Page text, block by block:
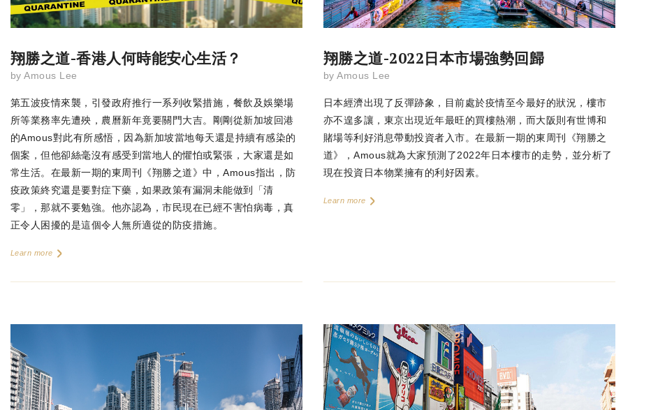
翔勝之道-香港人何時能安心生活？
by Amous Lee
第五波疫情來襲，引發政府推行一系列收緊措施，餐飲及娛樂場
所等業務率先遭殃，農曆新年竟要關門大吉。剛剛從新加坡回港
的Amous對此有所感悟，因為新加坡當地每天還是持續有感染的
個案，但他卻絲毫沒有感受到當地人的懼怕或緊張，大家還是如
常生活。在最新一期的東周刊《翔勝之道》中，Amous指出，防
疫政策終究還是要對症下藥，如果政策有漏洞未能做到「清
零」，那就不要勉強。他亦認為，市民現在已經不害怕病毒，真
正令人困擾的是這個令人無所適從的防疫措施。
Learn more
翔勝之道-2022日本市場強勢回歸
by Amous Lee
日本經濟出現了反彈跡象，目前處於疫情至今最好的狀況，樓市
亦不遑多讓，東京出現近年最旺的買樓熱潮，而大阪則有世博和
賭場等利好消息帶動投資者入市。在最新一期的東周刊《翔勝之
道》，Amous就為大家預測了2022年日本樓市的走勢，並分析了
現在投資日本物業擁有的利好因素。
Learn more